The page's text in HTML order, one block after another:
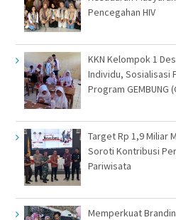
Pencegahan HIV
KKN Kelompok 1
Individu, Sosialisasi
Program GEMBUNG
Target Rp 1,9 Miliar
Soroti Kontribusi
Pariwisata
Memperkuat